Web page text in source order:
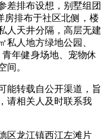
排布设想，别墅组团
房排布于社区北侧，楼
人天井分隔，高层无建
私人地方绿地公园、
年健身场地、宠物休
间。
转载自公开渠道，旨
请相关人及时联系我
龙江镇西江左滩片